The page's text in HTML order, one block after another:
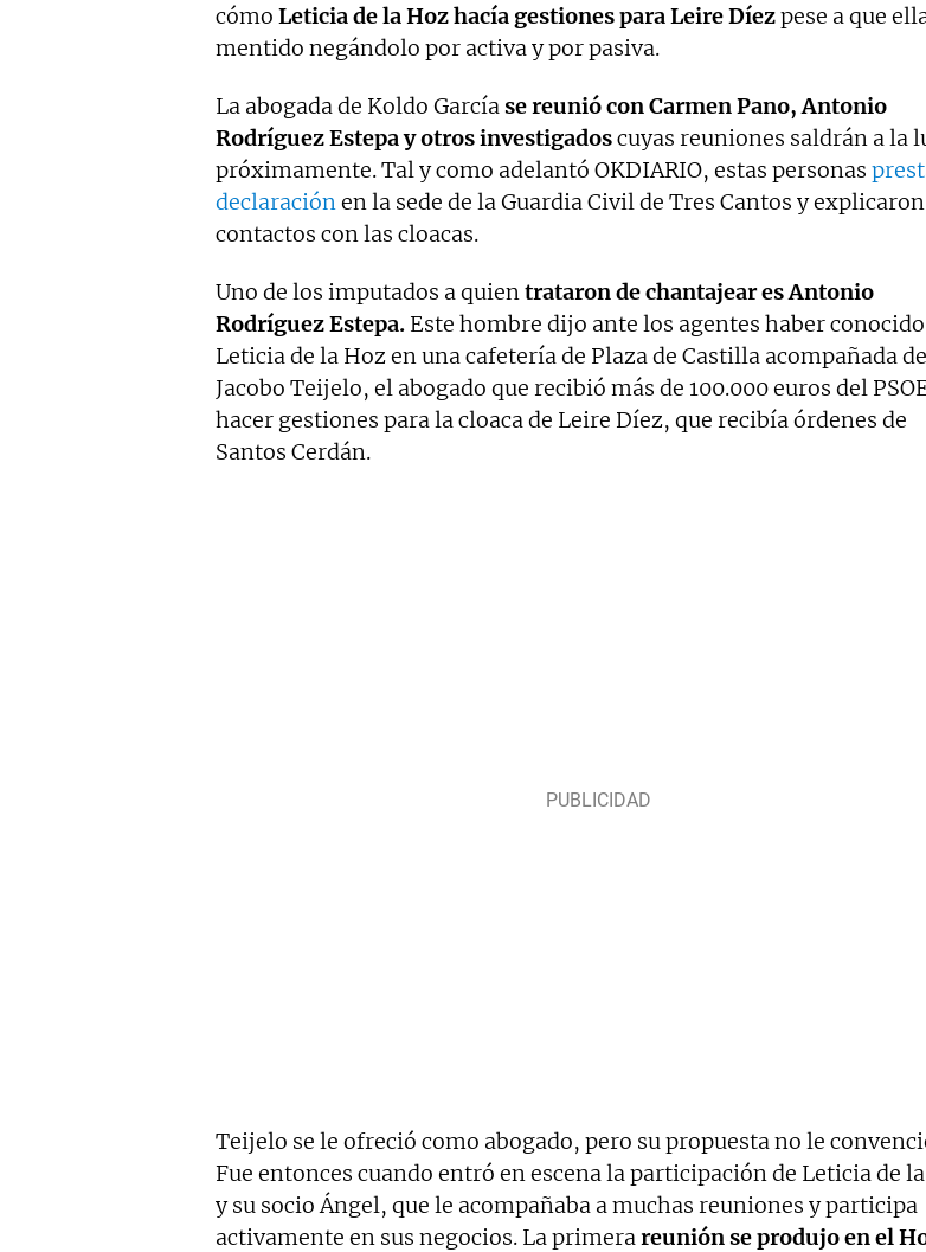
cómo Leticia de la Hoz hacía gestiones para Leire Díezpese a que
mentido negándolo por activa y por pasiva.
La abogada de Koldo García se reunió con Carmen Pano, Antonio
Rodríguez Estepa y otros investigadoscuyas reuniones saldrán a la
próximamente. Tal y como adelantó OKDIARIO, estas personas
declaración en la sede de la Guardia Civil de Tres Cantos y
contactos con las cloacas.
Uno de los imputados a quien trataron de chantajear es Antonio
Rodríguez Estepa. Este hombre dijo ante los agentes haber conocido
Leticia de la Hoz en una cafetería de Plaza de Castilla acompañada de
Jacobo Teijelo, el abogado que recibió más de 100.000 euros del
hacer gestiones para la cloaca de Leire Díez, que recibía órdenes de
Santos Cerdán.
Teijelo se le ofreció como abogado, pero su propuesta no le
Fue entonces cuando entró en escena la participación de Leticia de
y su socio Ángel, que le acompañaba a muchas reuniones y participa
activamente en sus negocios. La primerareunión se produjo en el